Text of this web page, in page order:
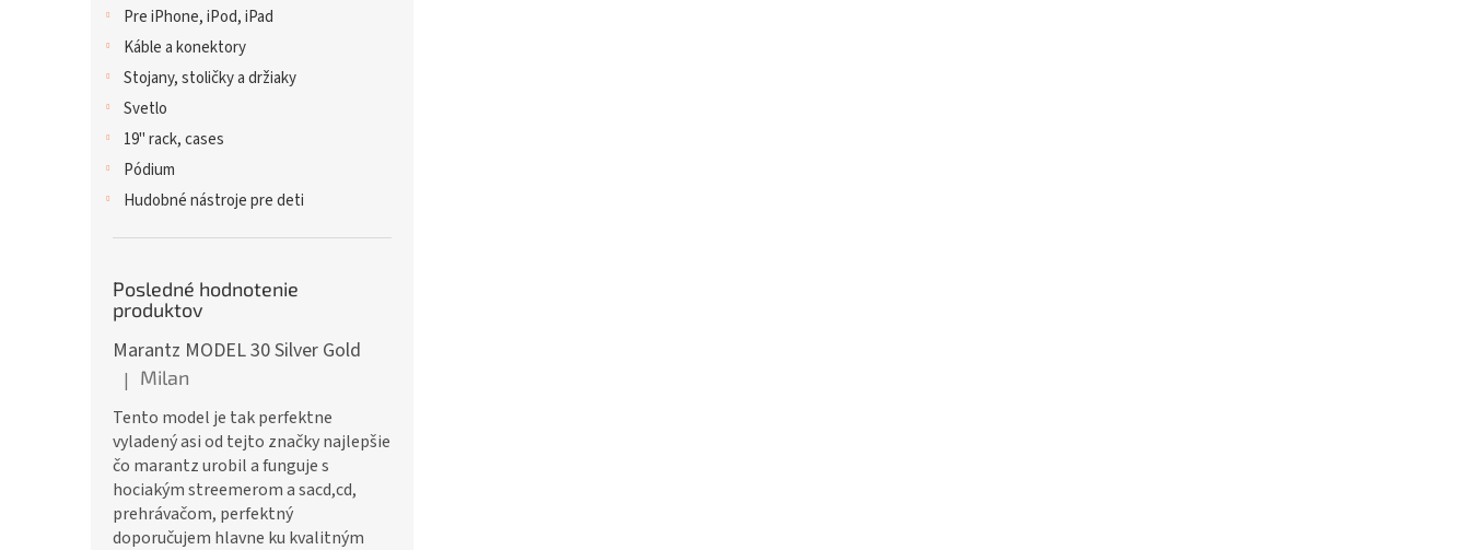
Pre iPhone, iPod, iPad
Káble a konektory
Stojany, stoličky a držiaky
Svetlo
19" rack, cases
Pódium
Hudobné nástroje pre deti
Posledné hodnotenie
produktov
Marantz MODEL 30 Silver Gold
Hodnotenie produktu je 5 z 5 hviezdičiek.
| Milan
Tento model je tak perfektne
vyladený asi od tejto značky najlepšie
čo marantz urobil a funguje s
hociakým streemerom a sacd,cd,
prehrávačom, perfektný
doporučujem hlavne ku kvalitným